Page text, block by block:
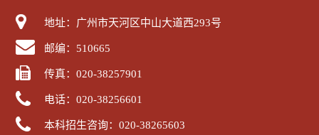
地址：广州市天河区中山大道西293号
邮编：510665
传真：020-38257901
电话：020-38256601
本科招生咨询：020-38265603